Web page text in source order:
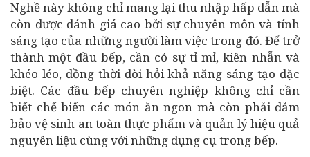
Nghề này không chỉ mang lại thu nhập hấp dẫn mà
còn được đánh giá cao bởi sự chuyên môn và tính
sáng tạo của những người làm việc trong đó. Để trở
thành một đầu bếp, cần có sự tỉ mỉ, kiên nhẫn và
khéo léo, đồng thời đòi hỏi khả năng sáng tạo đặc
biệt. Các đầu bếp chuyên nghiệp không chỉ cần
biết chế biến các món ăn ngon mà còn phải đảm
bảo vệ sinh an toàn thực phẩm và quản lý hiệu quả
nguyên liệu cùng với những dụng cụ trong bếp.